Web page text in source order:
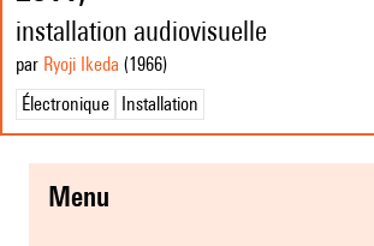
installation audiovisuelle
par Ryoji Ikeda (1966)
Électronique
Installation
menu